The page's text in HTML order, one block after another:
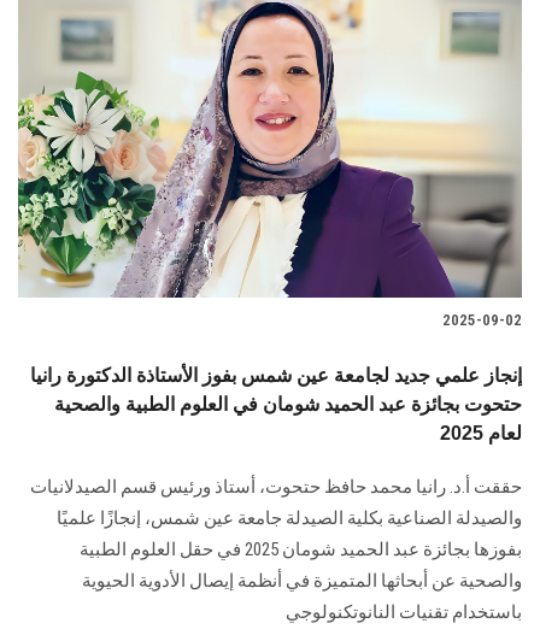
تواصل معنا
الطلاب
هيئة التدريس
الدراسات العليا
الموظفون
سجل الان
2025-09-02
إنجاز علمي جديد لجامعة عين شمس بفوز الأستاذة الدكتورة رانيا
حتحوت بجائزة عبد الحميد شومان في العلوم الطبية والصحية
لعام 2025
حققت أ.د. رانيا محمد حافظ حتحوت، أستاذ ورئيس قسم الصيدلانيات
والصيدلة الصناعية بكلية الصيدلة جامعة عين شمس، إنجازًا علميًا
بفوزها بجائزة عبد الحميد شومان 2025 في حقل العلوم الطبية
والصحية عن أبحاثها المتميزة في أنظمة إيصال الأدوية الحيوية
باستخدام تقنيات النانوتكنولوجي